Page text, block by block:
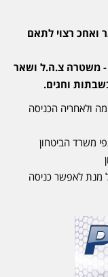
ואחכ רצוי לתאם
- משטרה צ.ה.ל ושאר
וחגים.
ולאחריה הכניסה
משרד הביטחון
מנת לאפשר כניסה